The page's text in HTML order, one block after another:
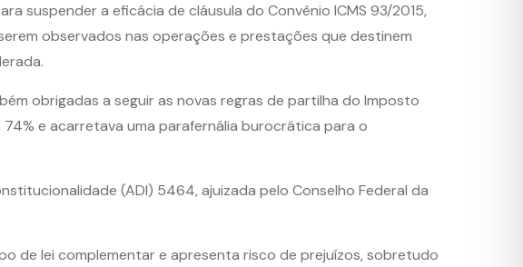
suspender a eficácia de cláusula do Convênio ICMS 93/2015,
observados nas operações e prestações que destinem
obrigadas a seguir as novas regras de partilha do Imposto
e acarretava uma parafernália burocrática para o
(ADI) 5464, ajuizada pelo Conselho Federal da
de lei complementar e apresenta risco de prejuízos, sobretudo